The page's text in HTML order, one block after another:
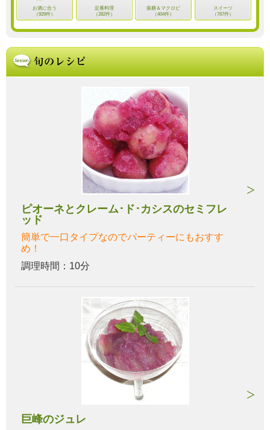
お酒に合う
（929件）
定番料理
（282件）
薬膳＆マクロビ
（404件）
スイーツ
（767件）
ピオーネとクレーム･ド･カシスのセミフレ
ッド
簡単で一口タイプなのでパーティーにもおすす
め！
調理時間：10分
巨峰のジュレ